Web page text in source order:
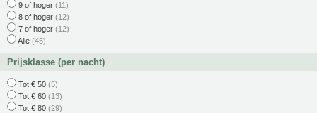
9 of hoger (11)
8 of hoger (12)
7 of hoger (12)
Alle (45)
Prijsklasse (per nacht)
Tot € 50 (5)
Tot € 60 (13)
Tot € 80 (29)